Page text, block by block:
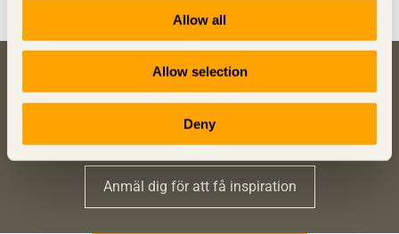
Allow all
Allow selection
Deny
Bli inspirerad och lär dig mer om trä
Anmäl dig här för att få information om publikationer,
seminarier och Svenskt Träs nyhetsbrevTrä.
Anmäl dig för att få inspiration